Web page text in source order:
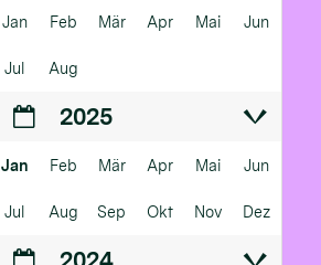
Jan Feb Mär Apr Mai Jun
Jul Aug
2025
Jan Feb Mär Apr Mai Jun
Jul Aug Sep Okt Nov Dez